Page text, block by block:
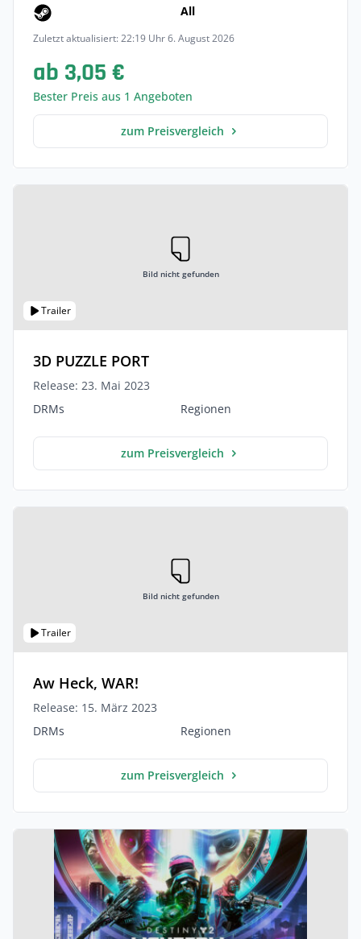
All
Zuletzt aktualisiert: 22:19 Uhr 6. August 2026
ab 3,05 €
Bester Preis aus 1 Angeboten
zum Preisvergleich
Trailer
Bild nicht gefunden
3D PUZZLE PORT
Release: 23. Mai 2023
DRMs
Regionen
zum Preisvergleich
Trailer
Bild nicht gefunden
Aw Heck, WAR!
Release: 15. März 2023
DRMs
Regionen
zum Preisvergleich